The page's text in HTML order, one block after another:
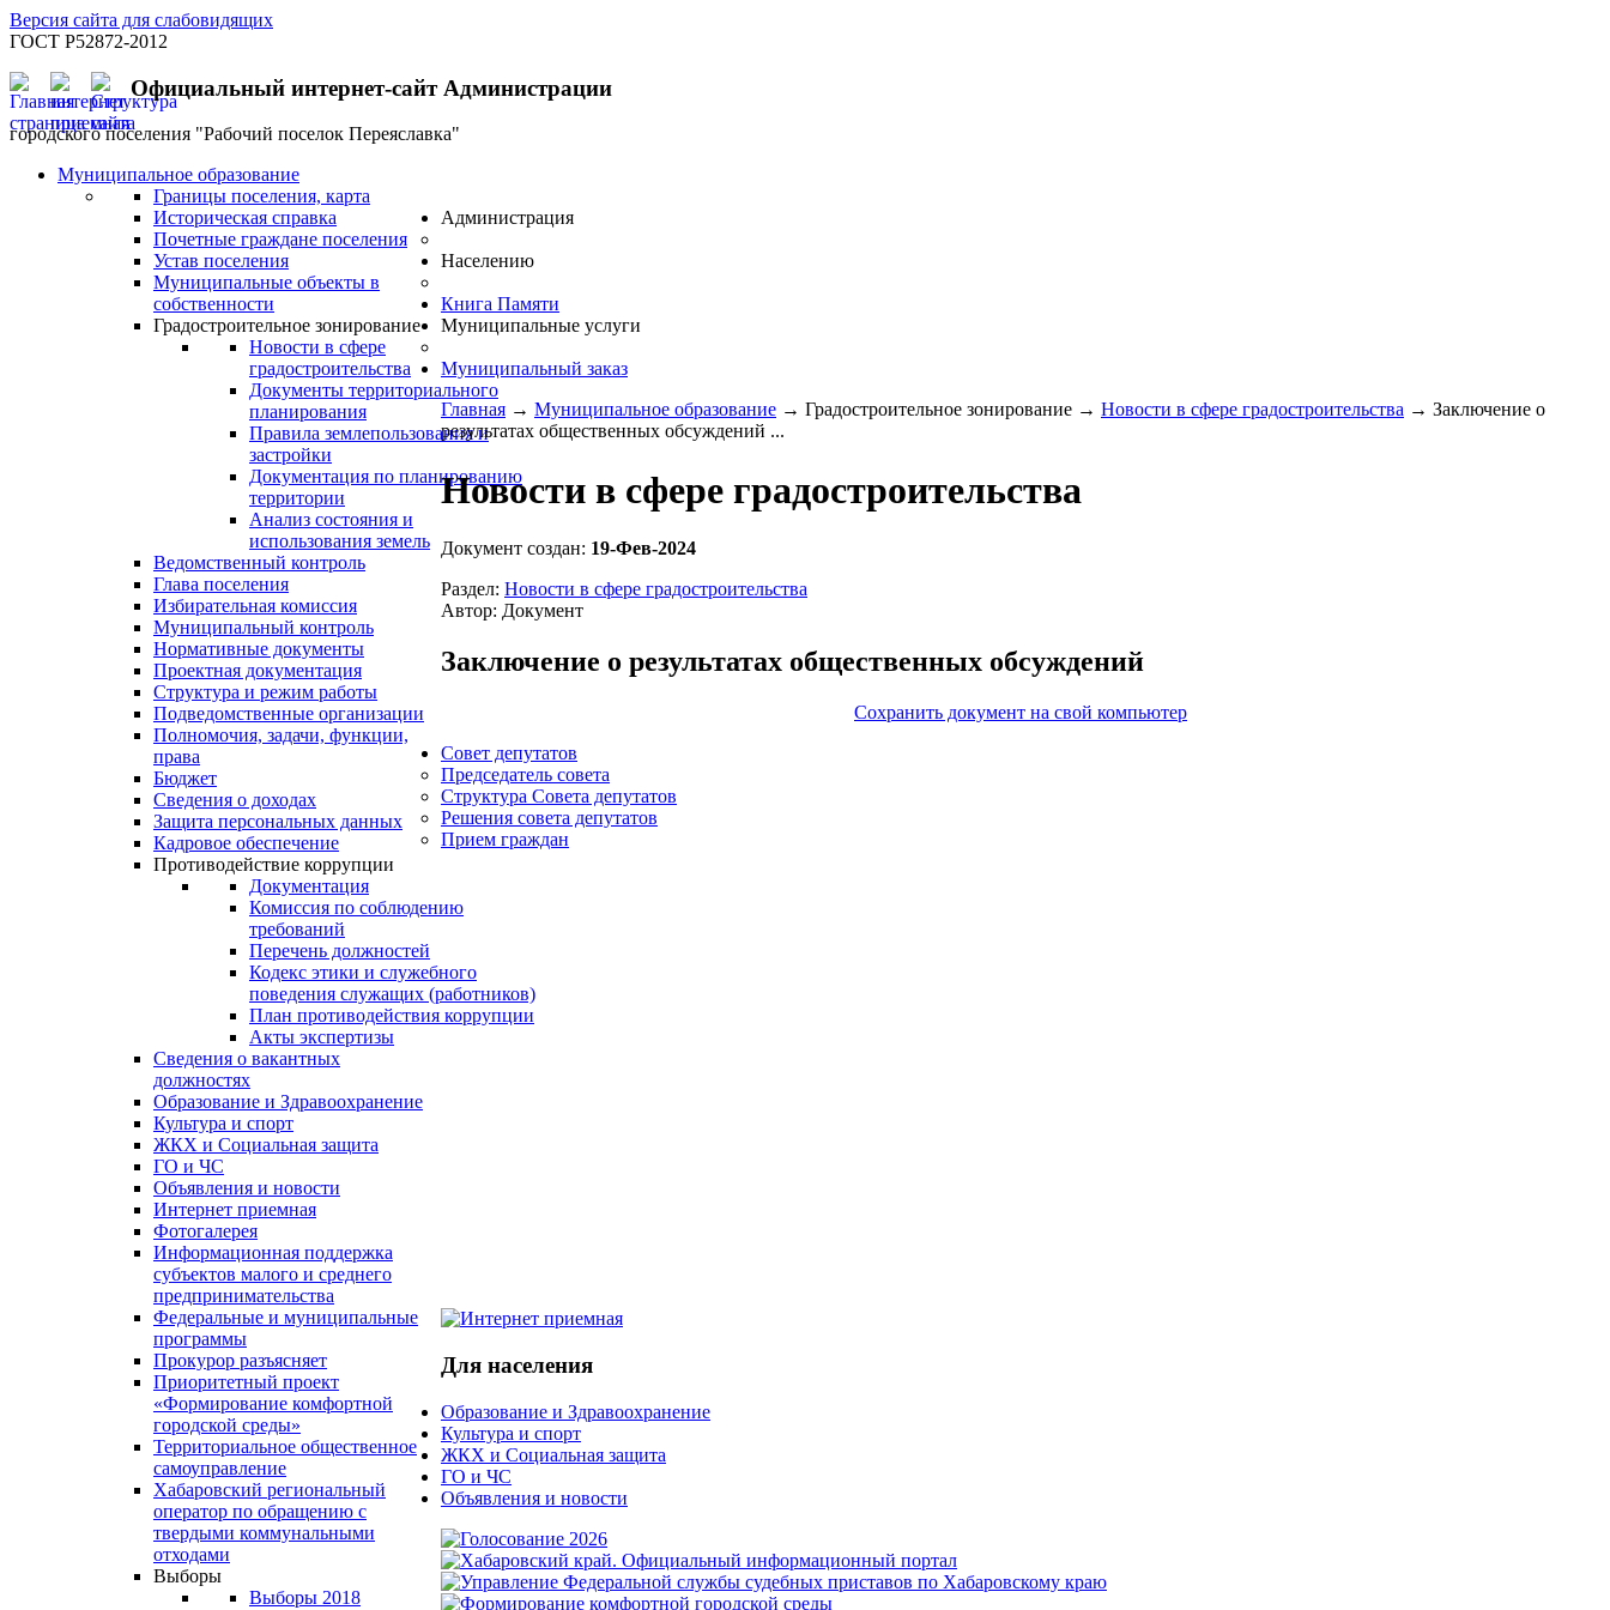
Версия сайта для слабовидящих
ГОСТ Р52872-2012
Официальный интернет-сайт Администрации
городского поселения "Рабочий поселок Переяславка"
Муниципальное образование
Границы поселения, карта
Историческая справка
Почетные граждане поселения
Устав поселения
Муниципальные объекты в
собственности
Градостроительное зонирование
Новости в сфере
градостроительства
Документы территориального
планирования
Правила землепользования и
застройки
Документация по планированию
территории
Анализ состояния и
использования земель
Ведомственный контроль
Глава поселения
Избирательная комиссия
Муниципальный контроль
Администрация
Нормативные документы
Проектная документация
Структура и режим работы
Подведомственные организации
Полномочия, задачи, функции,
права
Бюджет
Сведения о доходах
Защита персональных данных
Кадровое обеспечение
Противодействие коррупции
Документация
Комиссия по соблюдению
требований
Перечень должностей
Кодекс этики и служебного
поведения служащих (работников)
План противодействия коррупции
Акты экспертизы
Сведения о вакантных
должностях
Населению
Образование и Здравоохранение
Культура и спорт
ЖКХ и Социальная защита
ГО и ЧС
Объявления и новости
Интернет приемная
Фотогалерея
Информационная поддержка
субъектов малого и среднего
предпринимательства
Федеральные и муниципальные
программы
Прокурор разъясняет
Приоритетный проект
«Формирование комфортной
городской среды»
Территориальное общественное
самоуправление
Хабаровский региональный
оператор по обращению с
твердыми коммунальными
отходами
Выборы
Выборы 2018
Книга Памяти
Муниципальные услуги
Муниципальный заказ
Главная → Муниципальное образование → Градостроительное зонирование → Новости в сфере градостроительства → Заключение о
результатах общественных обсуждений ...
Новости в сфере градостроительства
Документ создан: 19-Фев-2024
Раздел: Новости в сфере градостроительства
Автор: Документ
Заключение о результатах общественных обсуждений
Сохранить документ на свой компьютер
Совет депутатов
Председатель совета
Структура Совета депутатов
Решения совета депутатов
Прием граждан
Для населения
Образование и Здравоохранение
Культура и спорт
ЖКХ и Социальная защита
ГО и ЧС
Объявления и новости